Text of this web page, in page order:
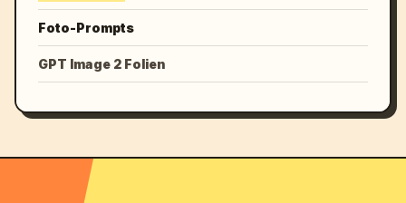
Foto-Prompts
GPT Image 2 Folien